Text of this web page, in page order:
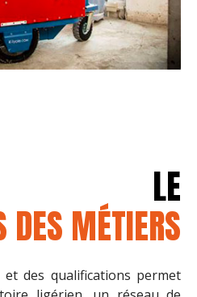
LE
DES MÉTIERS
et des qualifications permet